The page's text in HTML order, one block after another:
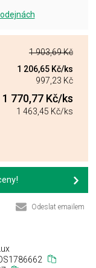
1 903,69 Kč
1 206,65 Kč/ks
997,23 Kč
1 770,77 Kč/ks
1 463,45 Kč/ks
Odeslat emailem